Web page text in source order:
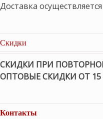
Доставка
Скидки
СКИДКИ ПРИ
ОПТОВЫЕ СКИДКИ ОТ 15
Контакты